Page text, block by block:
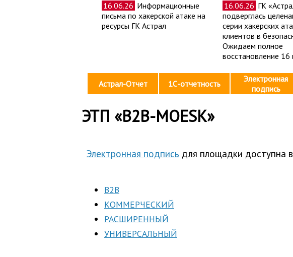
16.06.26 Информационные
письма по хакерской атаке на
ресурсы ГК Астрал
16.06.26 ГК
подверглась
серии хакерских
клиентов в
Ожидаем полное
восстановление 16
Астрал-Отчет 1С-отчетность
Электронная
подпись
ЭТП «B2B-MOESK»
Электронная подпись для площадки доступна
B2B
КОММЕРЧЕСКИЙ
РАСШИРЕННЫЙ
УНИВЕРСАЛЬНЫЙ